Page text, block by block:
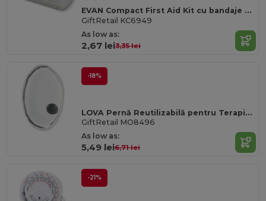
EVAN Compact First Aid Kit cu bandaje adezive
GiftRetail KC6949
As low as:
2,67 lei3,35 lei
-18%
LOVA Pernă Reutilizabilă pentru Terapie cu Căldură și Rece Instantanee
GiftRetail MO8496
As low as:
5,49 lei6,71 lei
-21%